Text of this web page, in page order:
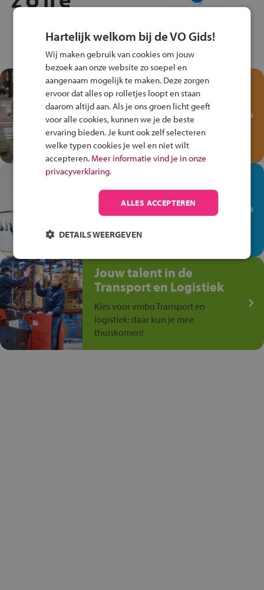
Test je kennis met het
Fiets Veilig
Verkeersspel!
Speel het Fiets Veilig Verkeersspel
en win een Cortina-fiets!
In de winkel ben je op je
plek!
Ontdek via het vmbo jouw talent
anders is!
Jouw talent in de
Transport en Logistiek
Kies voor vmbo Transport en
logistiek: daar kun je mee
thuiskomen!
Hartelijk welkom bij de VO Gids!
Wij maken gebruik van cookies om jouw
bezoek aan onze website zo soepel en
aangenaam mogelijk te maken. Deze zorgen
ervoor dat alles op rolletjes loopt en staan
daarom altijd aan. Als je ons groen licht geeft
voor alle cookies, kunnen we je de beste
ervaring bieden. Je kunt ook zelf selecteren
welke typen cookies je wel en niet wilt
accepteren. Meer informatie vind je in onze
privacyverklaring.
ALLES ACCEPTEREN
DETAILS WEERGEVEN